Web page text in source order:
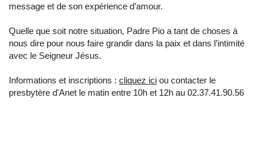
message et de son expérience d’amour.
Quelle que soit notre situation, Padre Pio a tant de choses à
nous dire pour nous faire grandir dans la paix et dans l’intimité
avec le Seigneur Jésus.
Informations et inscriptions : cliquez ici ou contacter le
presbytère d'Anet le matin entre 10h et 12h au 02.37.41.90.56